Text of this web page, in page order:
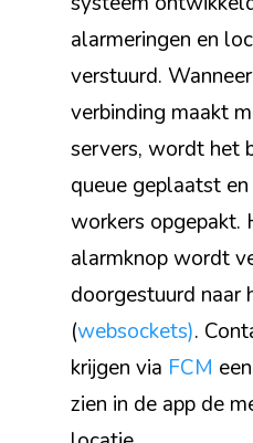
alarmeringen en
verstuurd.
verbinding maakt
servers, wordt het
queue geplaatst
workers opgepakt.
alarmknop wordt
doorgestuurd naar
(websockets).
krijgen via FCM
zien in de app de